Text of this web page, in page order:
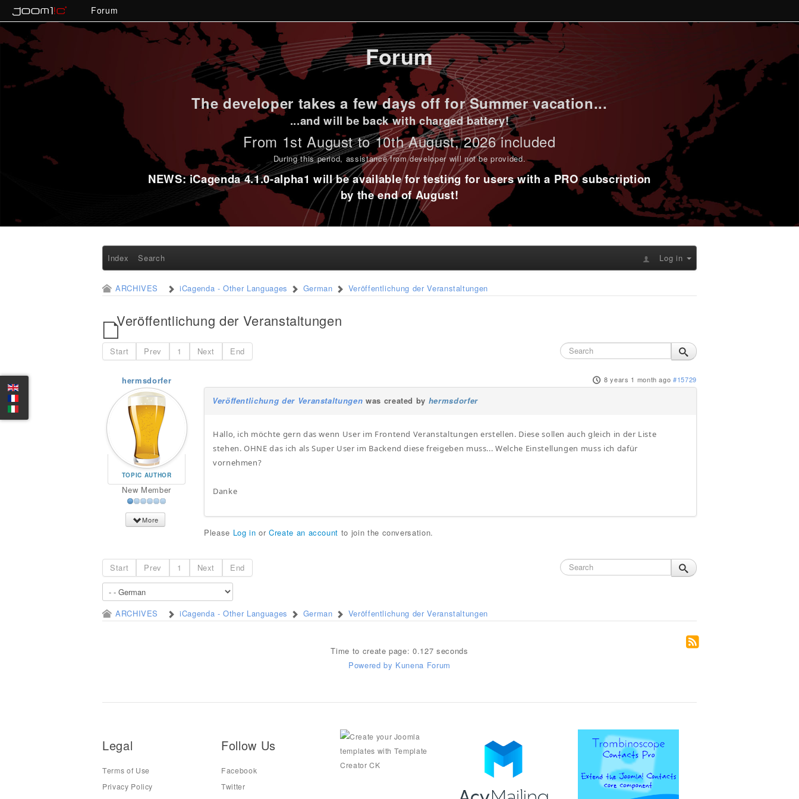
Forum
Forum
The developer takes a few days off for Summer vacation...
...and will be back with charged battery!
From 1st August to 10th August, 2026 included
During this period, assistance from developer will not be provided.
NEWS: iCagenda 4.1.0-alpha1 will be available for testing for users with a PRO subscription
by the end of August!
Index Search Log in
ARCHIVES iCagenda - Other Languages German Veröffentlichung der Veranstaltungen
Veröffentlichung der Veranstaltungen
Start Prev 1 Next End
hermsdorfer
TOPIC AUTHOR
New Member
More
8 years 1 month ago #15729
Veröffentlichung der Veranstaltungen was created by hermsdorfer
Hallo, ich möchte gern das wenn User im Frontend Veranstaltungen erstellen. Diese sollen auch gleich in der Liste
stehen. OHNE das ich als Super User im Backend diese freigeben muss... Welche Einstellungen muss ich dafür
vornehmen?
Danke
Please Log in orCreate an account to join the conversation.
Start Prev 1 Next End
ARCHIVES iCagenda - Other Languages German Veröffentlichung der Veranstaltungen
Time to create page: 0.127 seconds
Powered by Kunena Forum
Legal
Terms of Use
Privacy Policy
Follow Us
Facebook
Twitter